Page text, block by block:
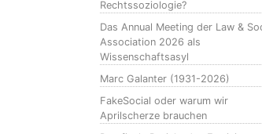
Rechtssoziologie?
Das Annual Meeting der Law &
Association 2026 als
Wissenschaftsasyl
Marc Galanter (1931-2026)
FakeSocial oder warum wir
Aprilscherze brauchen